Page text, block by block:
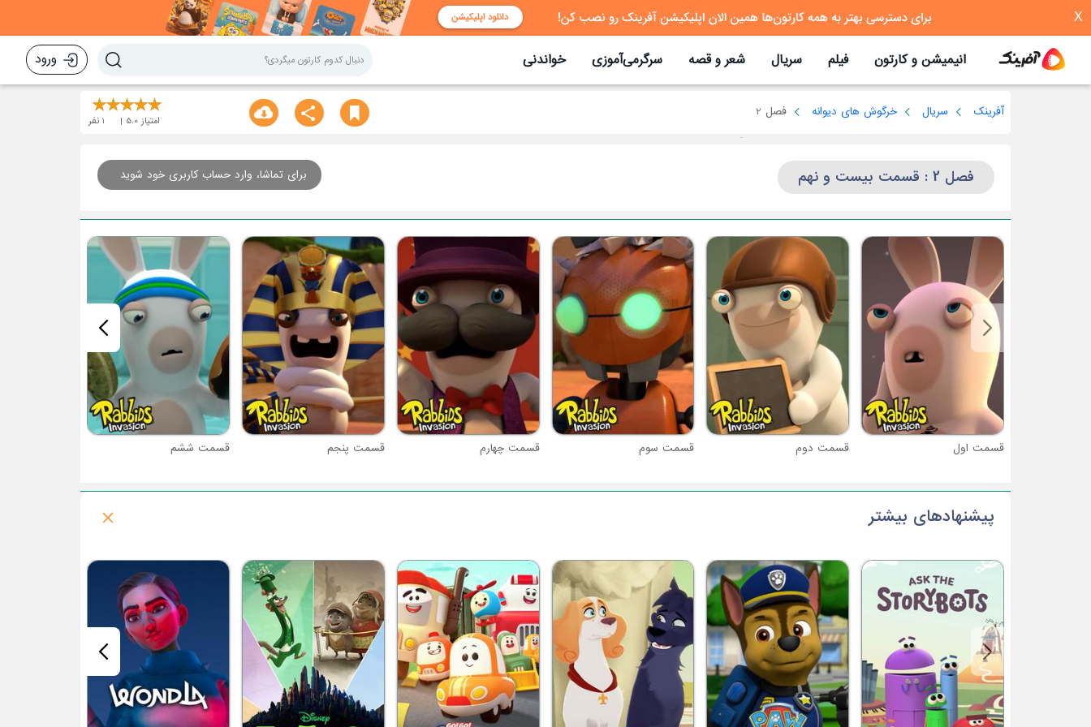
X
انیمیشن و کارتون فیلم سریال شعر و قصه سرگرمی‌آموزی خواندنی ورود
آفرینک سریال خرگوش های دیوانه فصل 2
امتیاز 5.0
1 نفر
فصل 2 : قسمت بیست و نهم برای تماشا، وارد حساب کاربری خود شوید
قسمت اول قسمت دوم قسمت سوم قسمت چهارم قسمت پنجم قسمت ششم
پیشنهادهای بیشتر